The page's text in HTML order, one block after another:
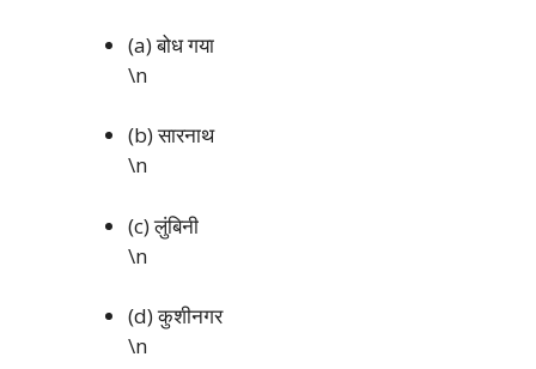
(a) बोध गया
\n
(b) सारनाथ
\n
(c) लुंबिनी
\n
(d) कुशीनगर
\n